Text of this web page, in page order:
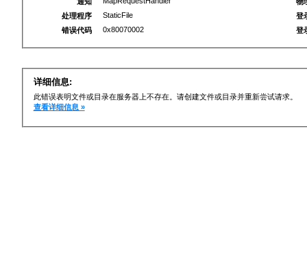
处理程序
StaticFile
错误代码
0x80070002
登
登
详细信息:
此错误表明文件或目录在服务器上不存在。请创建文件或目录并重新尝试请求。
查看详细信息 »